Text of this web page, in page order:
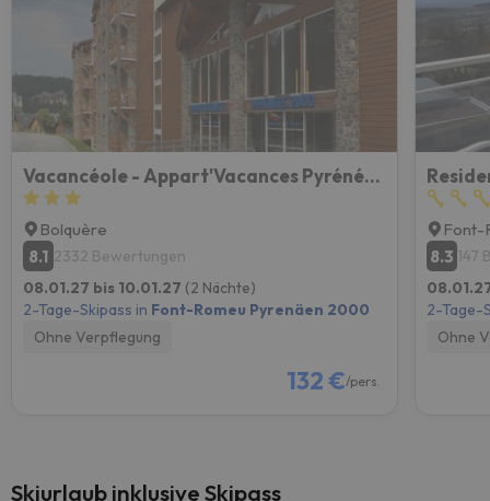
Vacancéole - Appart'Vacances Pyrénées 2000
Bolquère
8.1 2332 Bewertungen
08.01.27 bis 10.01.27 (2 Nächte)
2-Tage-Skipass in Font-Romeu Pyrenäen 2000
Ohne Verpflegung
132 €/pers.
Font-
8.3 147
2-Tage-
Ohne
Skiurlaub inklusive Skipass